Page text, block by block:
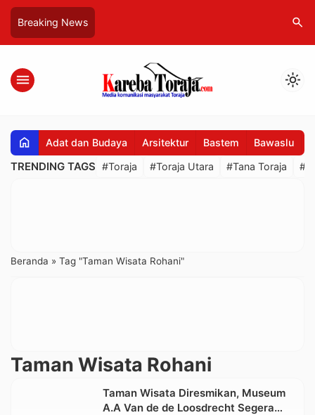
Breaking News search
menu light_mode
home Adat dan Budaya Arsitektur Bastem Bawaslu
TRENDING TAGS #Toraja #Toraja Utara #Tana Toraja
Beranda » Tag "Taman Wisata Rohani"
Taman Wisata Rohani
Taman Wisata Diresmikan, Museum
A.A Van de de Loosdrecht Segera